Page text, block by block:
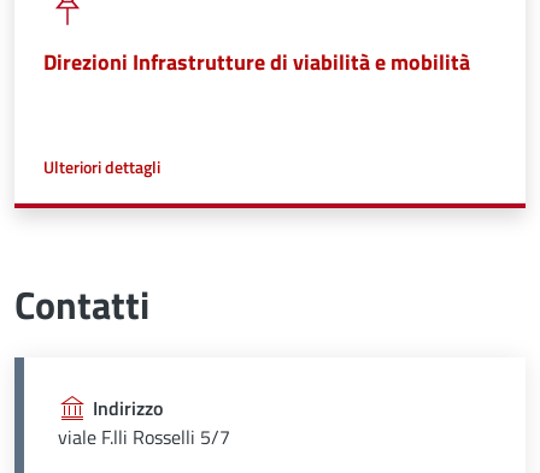
Direzioni Infrastrutture di viabilità e mobilità
Ulteriori dettaglia proposito di
Contatti
Indirizzo
viale F.lli Rosselli 5/7